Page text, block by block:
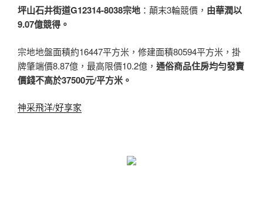
坪山石井街道G12314-8038宗地 ：顛末3輪競價， 由華潤以
9.07億競得。
宗地地盤面積約16447平方米，修建面積80594平方米，掛
牌肇端價8.87億，最高限價10.2億， 通俗商品住房均勻發賣
價錢不高於37500元/平方米。
神采飛洋/好享家